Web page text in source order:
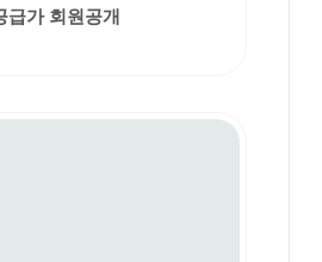
급가 회원공개